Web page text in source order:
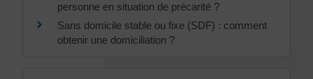
personne en situation de précarité ?
Sans domicile stable ou fixe (SDF) : comment
obtenir une domiciliation ?